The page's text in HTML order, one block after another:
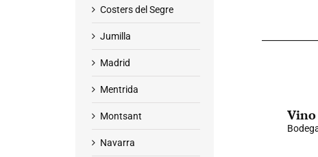
Vino
Costers del Segre
Jumilla
Madrid
Mentrida
Montsant
Navarra